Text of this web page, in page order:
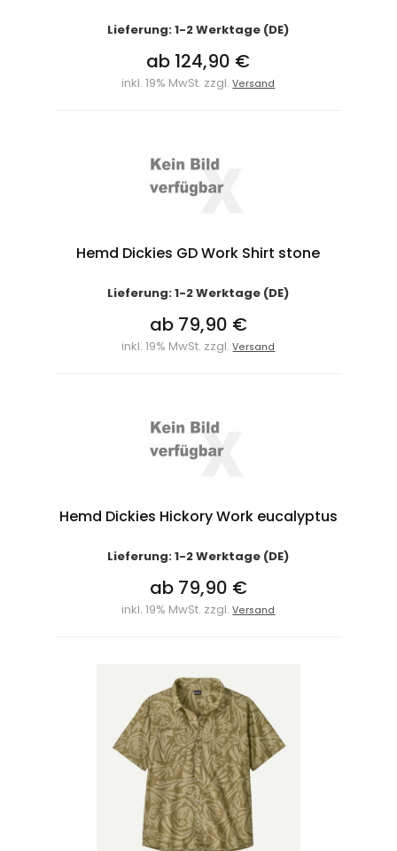
Lieferung: 1-2 Werktage (DE)
ab 124,90 €
inkl. 19% MwSt. zzgl.Versand
Hemd Dickies GD Work Shirt stone
Lieferung: 1-2 Werktage (DE)
ab 79,90 €
inkl. 19% MwSt. zzgl.Versand
Hemd Dickies Hickory Work eucalyptus
Lieferung: 1-2 Werktage (DE)
ab 79,90 €
inkl. 19% MwSt. zzgl.Versand